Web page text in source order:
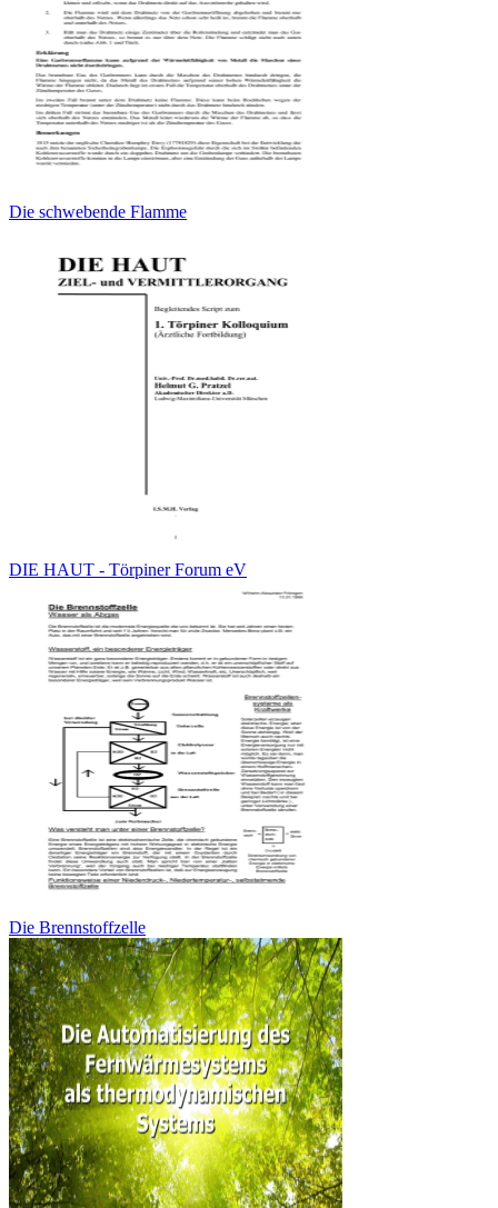
Die schwebende Flamme
DIE HAUT - Törpiner Forum eV
Die Brennstoffzelle